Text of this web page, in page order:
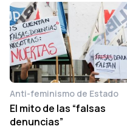
Anti-feminismo de Estado
El mito de las “falsas
denuncias”